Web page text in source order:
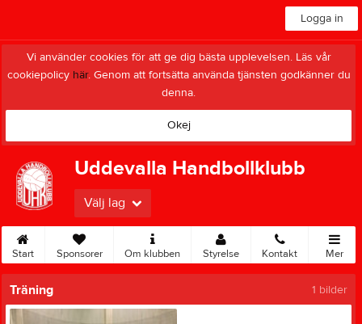
Logga in
Vi använder cookies för att ge dig bästa upplevelsen. Läs vår
cookiepolicy här. Genom att fortsätta använda tjänsten godkänner du
denna.
Okej
Uddevalla Handbollklubb
Välj lag
Start Sponsorer Om klubben Styrelse Kontakt Mer
Träning 1 bilder